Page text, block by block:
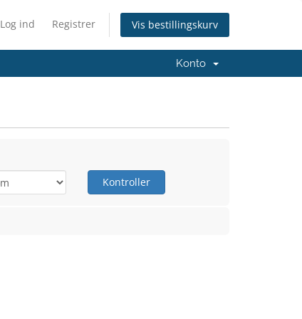
Log ind Registrer Vis bestillingskurv
Konto
Kontroller